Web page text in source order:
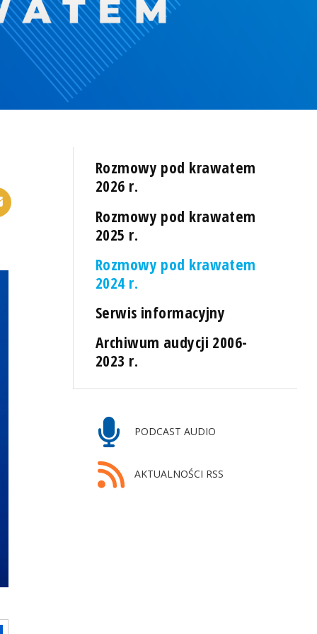
Rozmowy pod krawatem
2026 r.
Rozmowy pod krawatem
2025 r.
Rozmowy pod krawatem
2024 r.
Serwis informacyjny
Archiwum audycji 2006-
2023 r.
PODCAST AUDIO
AKTUALNOŚCI RSS